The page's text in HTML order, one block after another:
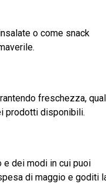
o come snack
freschezza,
prodotti disponibili.
e dei modi in cui puoi
di maggio e goditi